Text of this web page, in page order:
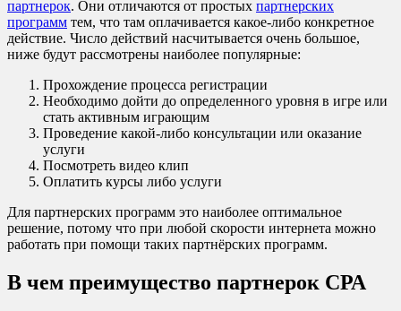
партнерок. Они отличаются от простых партнерских
программ тем, что там оплачивается какое-либо конкретное
действие. Число действий насчитывается очень большое,
ниже будут рассмотрены наиболее популярные:
Прохождение процесса регистрации
Необходимо дойти до определенного уровня в игре или
стать активным играющим
Проведение какой-либо консультации или оказание
услуги
Посмотреть видео клип
Оплатить курсы либо услуги
Для партнерских программ это наиболее оптимальное
решение, потому что при любой скорости интернета можно
работать при помощи таких партнёрских программ.
В чем преимущество партнерок СРА